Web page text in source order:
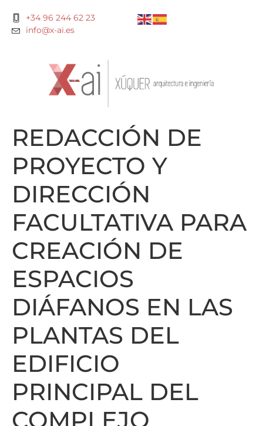
+34 96 244 62 23
info@x-ai.es
REDACCIÓN DE
PROYECTO Y
DIRECCIÓN
FACULTATIVA PARA
CREACIÓN DE
ESPACIOS
DIÁFANOS EN LAS
PLANTAS DEL
EDIFICIO
PRINCIPAL DEL
COMPLEJO